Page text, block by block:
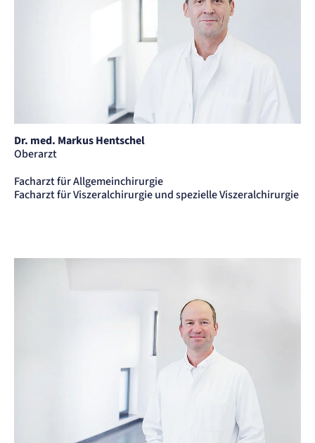
Dr. med. Markus Hentschel
Oberarzt
Facharzt für Allgemeinchirurgie
Facharzt für Viszeralchirurgie und spezielle Viszeralchirurgie